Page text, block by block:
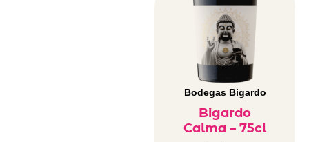
Bodegas Bigardo
Bigardo
Calma – 75cl